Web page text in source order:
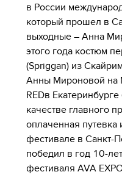
в России
который прошел в
выходные – Анна
этого года костюм
(Spriggan) из
Анны Мироновой на
REDв
качестве главного
оплаченная путевка
фестивале в Санкт-
победил в год 10-
фестиваля AVA